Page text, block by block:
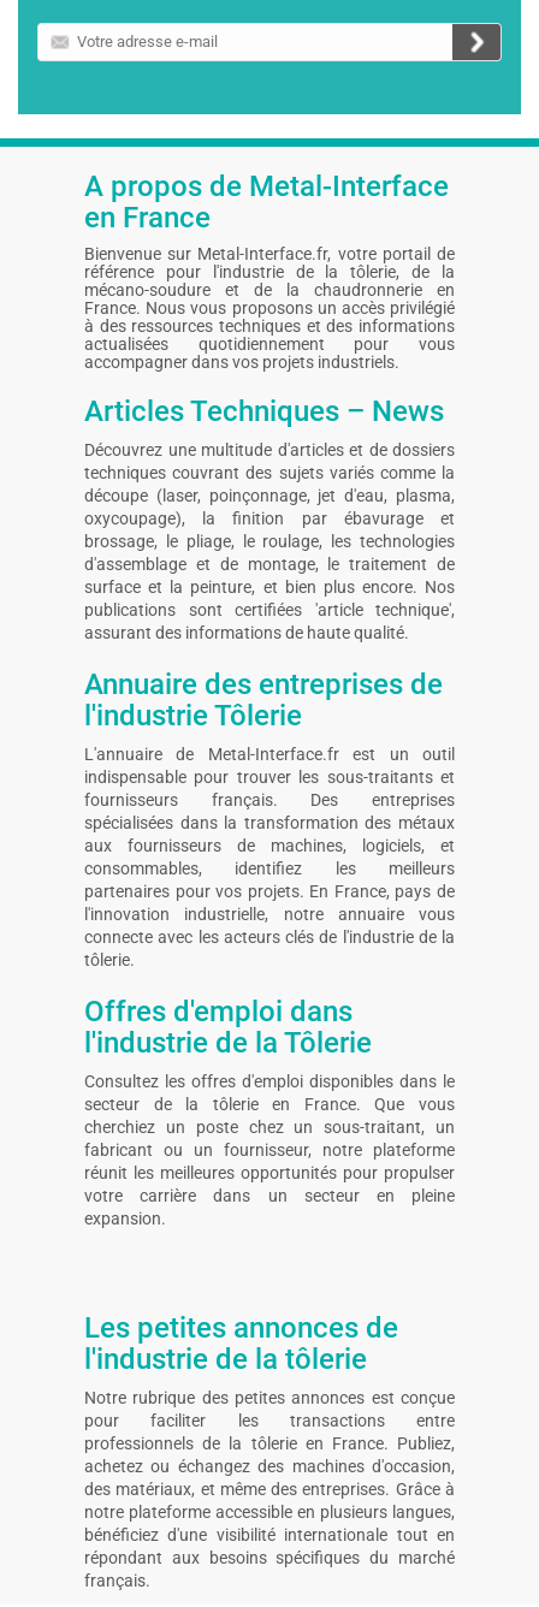
Votre
adresse
A propos de Metal-Interface
en France
Bienvenue sur Metal-Interface.fr, votre portail de
référence pour l'industrie de la tôlerie, de la
mécano-soudure et de la chaudronnerie en
France. Nous vous proposons un accès privilégié
à des ressources techniques et des informations
actualisées quotidiennement pour vous
accompagner dans vos projets industriels.
Articles Techniques – News
Découvrez une multitude d'articles et de dossiers
techniques couvrant des sujets variés comme la
découpe (laser, poinçonnage, jet d'eau, plasma,
oxycoupage), la finition par ébavurage et
brossage, le pliage, le roulage, les technologies
d'assemblage et de montage, le traitement de
surface et la peinture, et bien plus encore. Nos
publications sont certifiées 'article technique',
assurant des informations de haute qualité.
Annuaire des entreprises de
l'industrie Tôlerie
L'annuaire de Metal-Interface.fr est un outil
indispensable pour trouver les sous-traitants et
fournisseurs français. Des entreprises
spécialisées dans la transformation des métaux
aux fournisseurs de machines, logiciels, et
consommables, identifiez les meilleurs
partenaires pour vos projets. En France, pays de
l'innovation industrielle, notre annuaire vous
connecte avec les acteurs clés de l'industrie de la
tôlerie.
Offres d'emploi dans
l'industrie de la Tôlerie
Consultez les offres d'emploi disponibles dans le
secteur de la tôlerie en France. Que vous
cherchiez un poste chez un sous-traitant, un
fabricant ou un fournisseur, notre plateforme
réunit les meilleures opportunités pour propulser
votre carrière dans un secteur en pleine
expansion.
Les petites annonces de
l'industrie de la tôlerie
Notre rubrique des petites annonces est conçue
pour faciliter les transactions entre
professionnels de la tôlerie en France. Publiez,
achetez ou échangez des machines d'occasion,
des matériaux, et même des entreprises. Grâce à
notre plateforme accessible en plusieurs langues,
bénéficiez d'une visibilité internationale tout en
répondant aux besoins spécifiques du marché
français.